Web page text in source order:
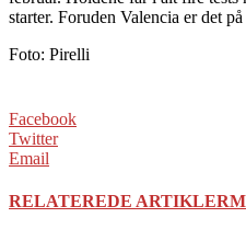
starter. Foruden Valencia er det
Foto: Pirelli
Facebook
Twitter
Email
RELATEREDE ARTIKLER